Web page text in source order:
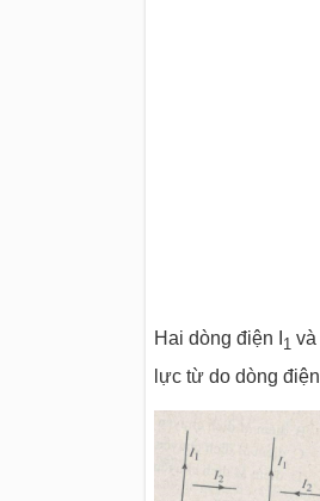
Hai dòng điện I 1 và I
lực từ do dòng điện I